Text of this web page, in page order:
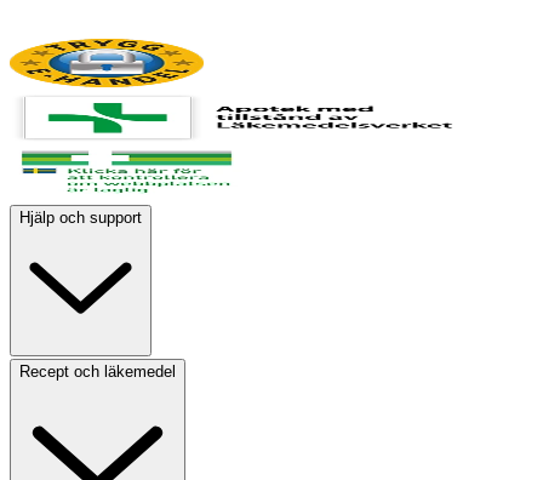
Hjälp och support
Recept och läkemedel